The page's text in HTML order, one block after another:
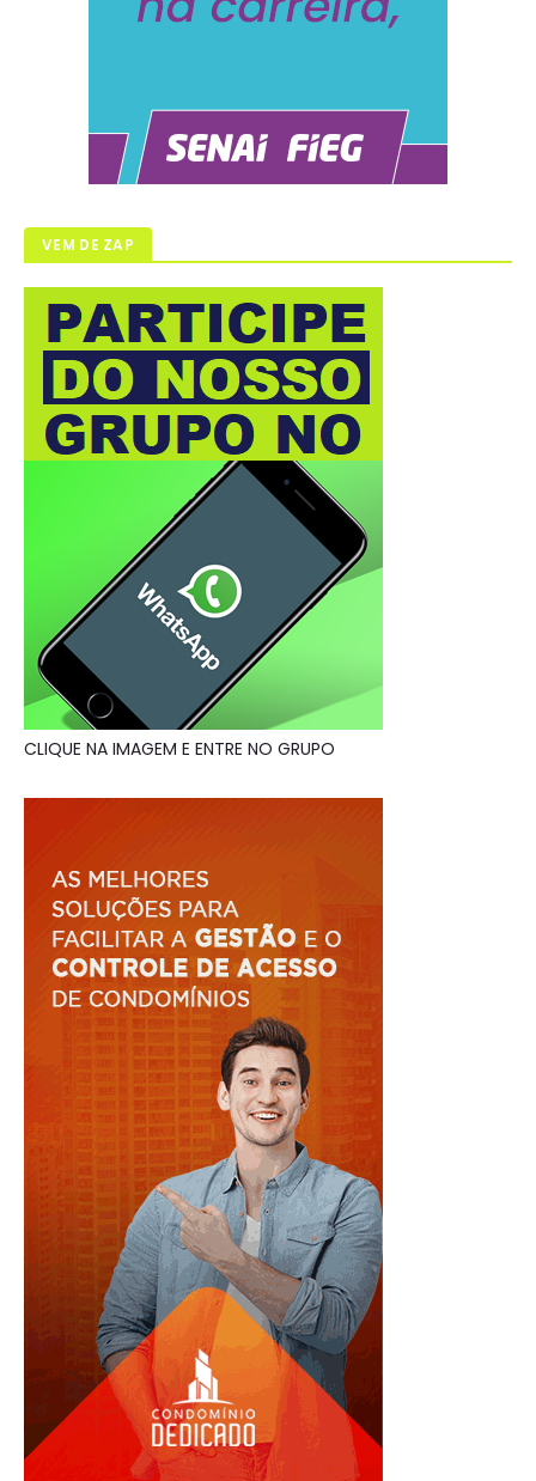
VEM DE ZAP
CLIQUE NA IMAGEM E ENTRE NO GRUPO